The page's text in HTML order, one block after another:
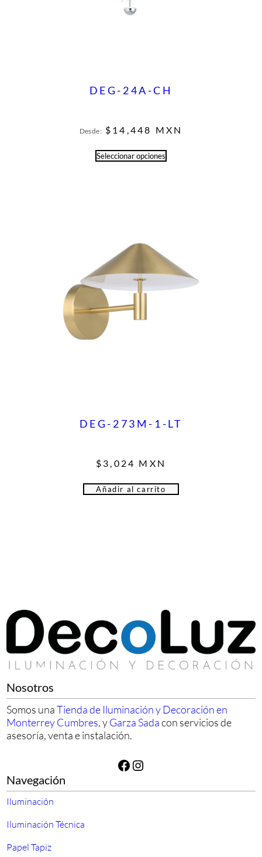
DEG-24A-CH
Desde: $ 14,448 MXN
Seleccionar opciones
DEG-273M-1-LT
$ 3,024 MXN
Añadir al carrito
Nosotros
Somos unaTienda de Iluminación y Decoración en
Monterrey Cumbres, yGarza Sadacon servicios de
asesoría, venta e instalación.
Facebook Instagram
Navegación
Iluminación
Iluminación Técnica
Papel Tapiz